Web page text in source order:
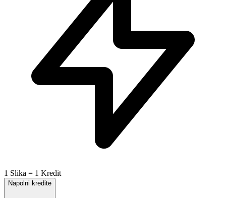
1 Slika = 1 Kredit
Napolni kredite